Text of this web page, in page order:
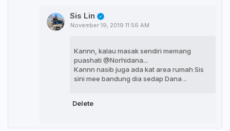
Sis Lin
November 19, 2019 11:56 AM
Kannn, kalau masak sendiri memang
puashati @Norhidana...
Kannn nasib juga ada kat area rumah Sis
sini mee bandung dia sedap Dana ..
Delete